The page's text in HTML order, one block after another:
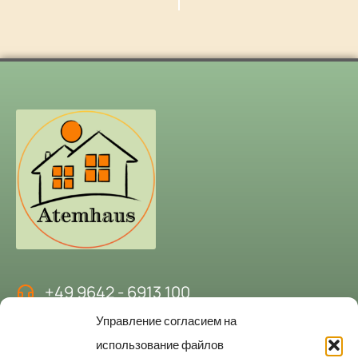
Управление согласием на
использование файлов
+49 9642 - 6913 100
kontakt@atemhaus-hubertushof.de